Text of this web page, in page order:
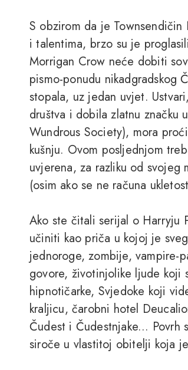
S obzirom da je
i talentima, brzo su je
Morrigan Crow neće dobiti
pismo-ponudu nikadgradskog
stopala, uz jedan uvjet.
društva i dobila zlatnu značku
Wundrous Society), mora
kušnju. Ovom posljednjom
uvjerena, za razliku od svojeg
(osim ako se ne računa
Ako ste čitali serijal o Harryju
učiniti kao priča u kojoj je
jednoroge, zombije, vampire-
govore, životinjolike ljude koji
hipnotičarke, Svjedoke koji
kraljicu, čarobni hotel
Čudest i Čudestnjake...
siroče u vlastitoj obitelji koja